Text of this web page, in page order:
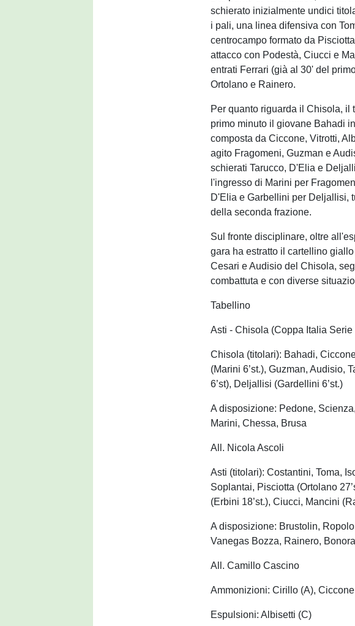
schierato inizialmente undici
i pali, una linea difensiva con
centrocampo formato da
attacco con Podestà, Ciucci e
entrati Ferrari (già al 30' del
Ortolano e Rainero.
Per quanto riguarda il Chisola, il
primo minuto il giovane Bahadi
composta da Ciccone, Vitrotti,
agito Fragomeni, Guzman e
schierati Tarucco, D'Elia e
l'ingresso di Marini per
D'Elia e Garbellini per Deljallisi,
della seconda frazione.
Sul fronte disciplinare, oltre
gara ha estratto il cartellino
Cesari e Audisio del Chisola,
combattuta e con diverse
Tabellino
Asti - Chisola (Coppa Italia Serie
Chisola (titolari): Bahadi,
(Marini 6’st.), Guzman, Audisio,
6’st), Deljallisi (Gardellini 6’st.)
A disposizione: Pedone,
Marini, Chessa, Brusa
All. Nicola Ascoli
Asti (titolari): Costantini, Toma,
Soplantai, Pisciotta (Ortolano
(Erbini 18’st.), Ciucci, Mancini
A disposizione: Brustolin,
Vanegas Bozza, Rainero,
All. Camillo Cascino
Ammonizioni: Cirillo (A),
Espulsioni: Albisetti (C)